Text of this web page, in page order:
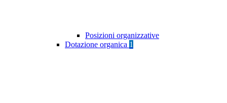
Posizioni organizzative
Dotazione organica 1